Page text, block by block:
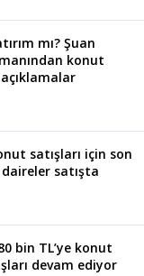
mı? Şuan
konut
satışları için son
daireler satışta
bin TL’ye konut
devam ediyor